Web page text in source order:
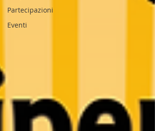
Partecipazioni
Eventi